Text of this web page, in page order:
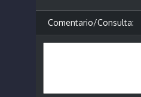
Comentario/Consulta: